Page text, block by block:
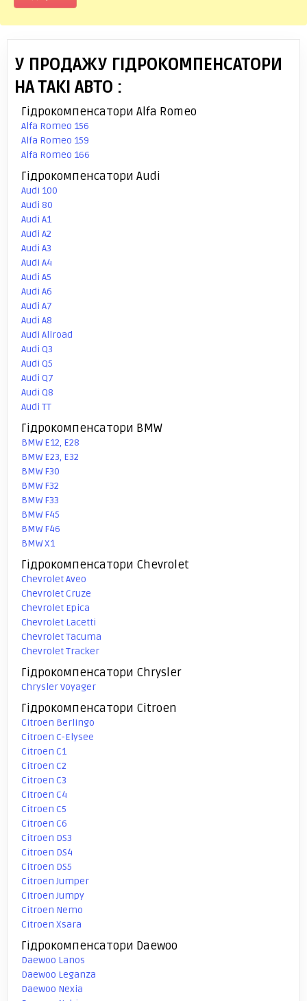
У ПРОДАЖУ ГІДРОКОМПЕНСАТОРИ
НА ТАКІ АВТО :
Гідрокомпенсатори Alfa Romeo
Alfa Romeo 156
Alfa Romeo 159
Alfa Romeo 166
Гідрокомпенсатори Audi
Audi 100
Audi 80
Audi A1
Audi A2
Audi A3
Audi A4
Audi A5
Audi A6
Audi A7
Audi A8
Audi Allroad
Audi Q3
Audi Q5
Audi Q7
Audi Q8
Audi TT
Гідрокомпенсатори BMW
BMW E12, E28
BMW E23, E32
BMW F30
BMW F32
BMW F33
BMW F45
BMW F46
BMW X1
Гідрокомпенсатори Chevrolet
Chevrolet Aveo
Chevrolet Cruze
Chevrolet Epica
Chevrolet Lacetti
Chevrolet Tacuma
Chevrolet Tracker
Гідрокомпенсатори Chrysler
Chrysler Voyager
Гідрокомпенсатори Citroen
Citroen Berlingo
Citroen C-Elysee
Citroen C1
Citroen C2
Citroen C3
Citroen C4
Citroen C5
Citroen C6
Citroen DS3
Citroen DS4
Citroen DS5
Citroen Jumper
Citroen Jumpy
Citroen Nemo
Citroen Xsara
Гідрокомпенсатори Daewoo
Daewoo Lanos
Daewoo Leganza
Daewoo Nexia